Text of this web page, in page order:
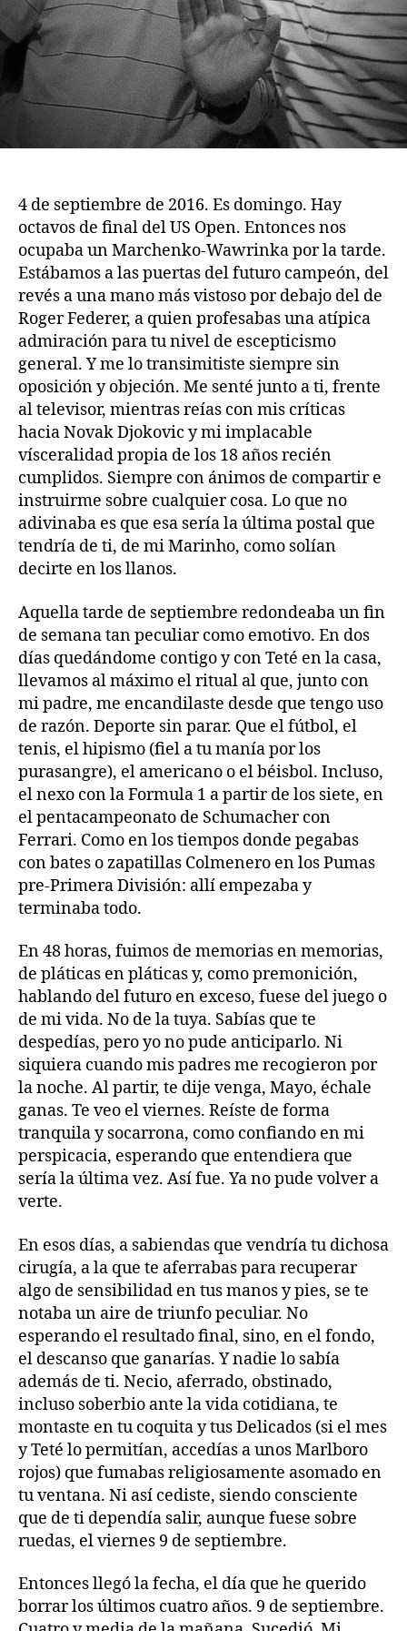
4 de septiembre de 2016. Es domingo. Hay
octavos de final del US Open. Entonces nos
ocupaba un Marchenko-Wawrinka por la tarde.
Estábamos a las puertas del futuro campeón, del
revés a una mano más vistoso por debajo del de
Roger Federer, a quien profesabas una atípica
admiración para tu nivel de escepticismo
general. Y me lo transimitiste siempre sin
oposición y objeción. Me senté junto a ti, frente
al televisor, mientras reías con mis críticas
hacia Novak Djokovic y mi implacable
vísceralidad propia de los 18 años recién
cumplidos. Siempre con ánimos de compartir e
instruirme sobre cualquier cosa. Lo que no
adivinaba es que esa sería la última postal que
tendría de ti, de mi Marinho, como solían
decirte en los llanos.
Aquella tarde de septiembre redondeaba un fin
de semana tan peculiar como emotivo. En dos
días quedándome contigo y con Teté en la casa,
llevamos al máximo el ritual al que, junto con
mi padre, me encandilaste desde que tengo uso
de razón. Deporte sin parar. Que el fútbol, el
tenis, el hipismo (fiel a tu manía por los
purasangre), el americano o el béisbol. Incluso,
el nexo con la Formula 1 a partir de los siete, en
el pentacampeonato de Schumacher con
Ferrari. Como en los tiempos donde pegabas
con bates o zapatillas Colmenero en los Pumas
pre-Primera División: allí empezaba y
terminaba todo.
En 48 horas, fuimos de memorias en memorias,
de pláticas en pláticas y, como premonición,
hablando del futuro en exceso, fuese del juego o
de mi vida. No de la tuya. Sabías que te
despedías, pero yo no pude anticiparlo. Ni
siquiera cuando mis padres me recogieron por
la noche. Al partir, te dije venga, Mayo, échale
ganas. Te veo el viernes. Reíste de forma
tranquila y socarrona, como confiando en mi
perspicacia, esperando que entendiera que
sería la última vez. Así fue. Ya no pude volver a
verte.
En esos días, a sabiendas que vendría tu dichosa
cirugía, a la que te aferrabas para recuperar
algo de sensibilidad en tus manos y pies, se te
notaba un aire de triunfo peculiar. No
esperando el resultado final, sino, en el fondo,
el descanso que ganarías. Y nadie lo sabía
además de ti. Necio, aferrado, obstinado,
incluso soberbio ante la vida cotidiana, te
montaste en tu coquita y tus Delicados (si el mes
y Teté lo permitían, accedías a unos Marlboro
rojos) que fumabas religiosamente asomado en
tu ventana. Ni así cediste, siendo consciente
que de ti dependía salir, aunque fuese sobre
ruedas, el viernes 9 de septiembre.
Entonces llegó la fecha, el día que he querido
borrar los últimos cuatro años. 9 de septiembre.